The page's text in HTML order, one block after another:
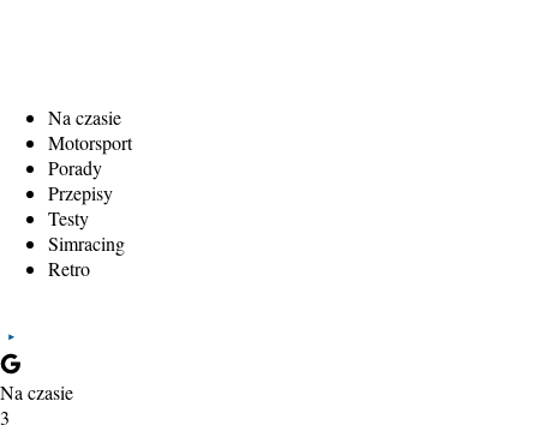
Na czasie
Motorsport
Porady
Przepisy
Testy
Simracing
Retro
Na czasie
3